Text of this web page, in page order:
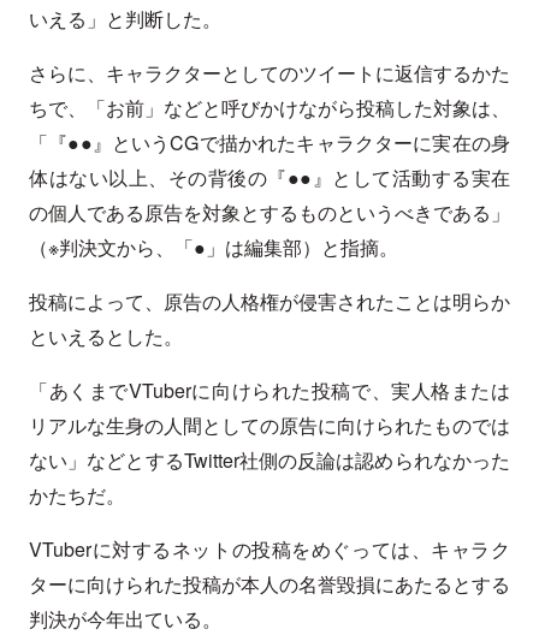
いえる」と判断した。
さらに、キャラクターとしてのツイートに返信するかた
ちで、「お前」などと呼びかけながら投稿した対象は、
「『●●』というCGで描かれたキャラクターに実在の身
体はない以上、その背後の『●●』として活動する実在
の個人である原告を対象とするものというべきである」
（※判決文から、「●」は編集部）と指摘。
投稿によって、原告の人格権が侵害されたことは明らか
といえるとした。
「あくまでVTuberに向けられた投稿で、実人格または
リアルな生身の人間としての原告に向けられたものでは
ない」などとするTwitter社側の反論は認められなかった
かたちだ。
VTuberに対するネットの投稿をめぐっては、キャラク
ターに向けられた投稿が本人の名誉毀損にあたるとする
判決が今年出ている。